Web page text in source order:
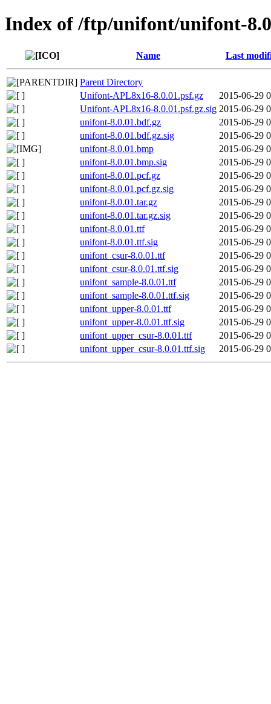
Index of /ftp/unifont/unifont-
Name Last
Parent Directory
Unifont-APL8x16-8.0.01.psf.gz
2015-06-29
Unifont-APL8x16-8.0.01.psf.gz.sig 2015-06-29
unifont-8.0.01.bdf.gz
2015-06-29
unifont-8.0.01.bdf.gz.sig
2015-06-29
unifont-8.0.01.bmp
2015-06-29
unifont-8.0.01.bmp.sig
2015-06-29
unifont-8.0.01.pcf.gz
2015-06-29
unifont-8.0.01.pcf.gz.sig
2015-06-29
unifont-8.0.01.tar.gz
2015-06-29
unifont-8.0.01.tar.gz.sig
2015-06-29
unifont-8.0.01.ttf
2015-06-29
unifont-8.0.01.ttf.sig
2015-06-29
unifont_csur-8.0.01.ttf
2015-06-29
unifont_csur-8.0.01.ttf.sig
2015-06-29
unifont_sample-8.0.01.ttf
2015-06-29
unifont_sample-8.0.01.ttf.sig
2015-06-29
unifont_upper-8.0.01.ttf
2015-06-29
unifont_upper-8.0.01.ttf.sig
2015-06-29
unifont_upper_csur-8.0.01.ttf
2015-06-29
unifont_upper_csur-8.0.01.ttf.sig
2015-06-29